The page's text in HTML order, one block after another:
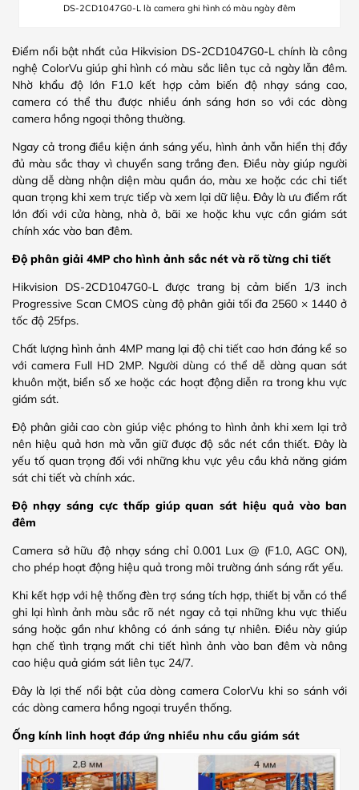
DS-2CD1047G0-L là camera ghi hình có màu ngày đêm
Điểm nổi bật nhất của Hikvision DS-2CD1047G0-L chính là công
nghệ ColorVu giúp ghi hình có màu sắc liên tục cả ngày lẫn đêm.
Nhờ khẩu độ lớn F1.0 kết hợp cảm biến độ nhạy sáng cao,
camera có thể thu được nhiều ánh sáng hơn so với các dòng
camera hồng ngoại thông thường.
Ngay cả trong điều kiện ánh sáng yếu, hình ảnh vẫn hiển thị đầy
đủ màu sắc thay vì chuyển sang trắng đen. Điều này giúp người
dùng dễ dàng nhận diện màu quần áo, màu xe hoặc các chi tiết
quan trọng khi xem trực tiếp và xem lại dữ liệu. Đây là ưu điểm rất
lớn đối với cửa hàng, nhà ở, bãi xe hoặc khu vực cần giám sát
chính xác vào ban đêm.
Độ phân giải 4MP cho hình ảnh sắc nét và rõ từng chi tiết
Hikvision DS-2CD1047G0-L được trang bị cảm biến 1/3 inch
Progressive Scan CMOS cùng độ phân giải tối đa 2560 × 1440 ở
tốc độ 25fps.
Chất lượng hình ảnh 4MP mang lại độ chi tiết cao hơn đáng kể so
với camera Full HD 2MP. Người dùng có thể dễ dàng quan sát
khuôn mặt, biển số xe hoặc các hoạt động diễn ra trong khu vực
giám sát.
Độ phân giải cao còn giúp việc phóng to hình ảnh khi xem lại trở
nên hiệu quả hơn mà vẫn giữ được độ sắc nét cần thiết. Đây là
yếu tố quan trọng đối với những khu vực yêu cầu khả năng giám
sát chi tiết và chính xác.
Độ nhạy sáng cực thấp giúp quan sát hiệu quả vào ban
đêm
Camera sở hữu độ nhạy sáng chỉ 0.001 Lux @ (F1.0, AGC ON),
cho phép hoạt động hiệu quả trong môi trường ánh sáng rất yếu.
Khi kết hợp với hệ thống đèn trợ sáng tích hợp, thiết bị vẫn có thể
ghi lại hình ảnh màu sắc rõ nét ngay cả tại những khu vực thiếu
sáng hoặc gần như không có ánh sáng tự nhiên. Điều này giúp
hạn chế tình trạng mất chi tiết hình ảnh vào ban đêm và nâng
cao hiệu quả giám sát liên tục 24/7.
Đây là lợi thế nổi bật của dòng camera ColorVu khi so sánh với
các dòng camera hồng ngoại truyền thống.
Ống kính linh hoạt đáp ứng nhiều nhu cầu giám sát